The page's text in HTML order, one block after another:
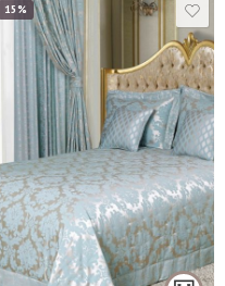
15%
Евро (240*260 см.)
Евро Макси (
260*260 см.)
Шторы 270*275 см